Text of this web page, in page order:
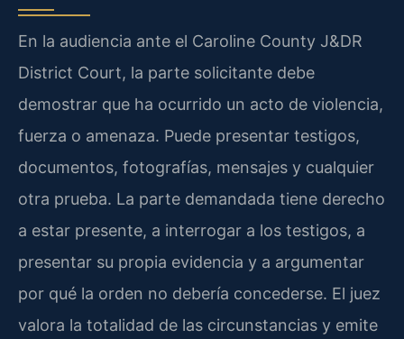
En la audiencia ante el Caroline County J&DR
District Court, la parte solicitante debe
demostrar que ha ocurrido un acto de violencia,
fuerza o amenaza. Puede presentar testigos,
documentos, fotografías, mensajes y cualquier
otra prueba. La parte demandada tiene derecho
a estar presente, a interrogar a los testigos, a
presentar su propia evidencia y a argumentar
por qué la orden no debería concederse. El juez
valora la totalidad de las circunstancias y emite